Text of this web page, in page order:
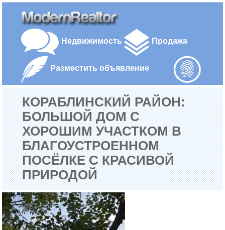
Недвижимость Продажа
Разместить объявление
КОРАБЛИНСКИЙ РАЙОН:
БОЛЬШОЙ ДОМ С
ХОРОШИМ УЧАСТКОМ В
БЛАГОУСТРОЕННОМ
ПОСЁЛКЕ С КРАСИВОЙ
ПРИРОДОЙ